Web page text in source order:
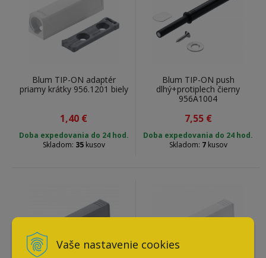
Vaše nastavenie cookies
Blum TIP-ON adaptér
priamy krátky 956.1201 biely
1,40 €
Doba expedovania do 24 hod.
Skladom: 35kusov
Blum TIP-ON push
dlhý+protiplech čierny
956A1004
7,55 €
Doba expedovania do 24 hod.
Skladom: 7kusov